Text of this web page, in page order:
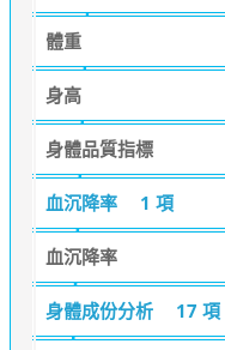
體重
身高
身體品質指標
血沉降率 1 項
血沉降率
身體成份分析 17 項